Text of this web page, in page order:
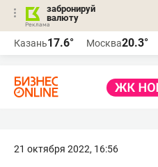
забронируй
валюту
Казань17.6° Москва20.3°
21 октября 2022, 16:56